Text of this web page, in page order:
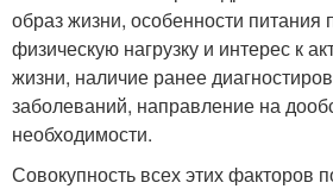
образ жизни, особенности питания
физическую нагрузку и интерес к
жизни, наличие ранее
заболеваний, направление на
необходимости.
Совокупность всех этих факторов